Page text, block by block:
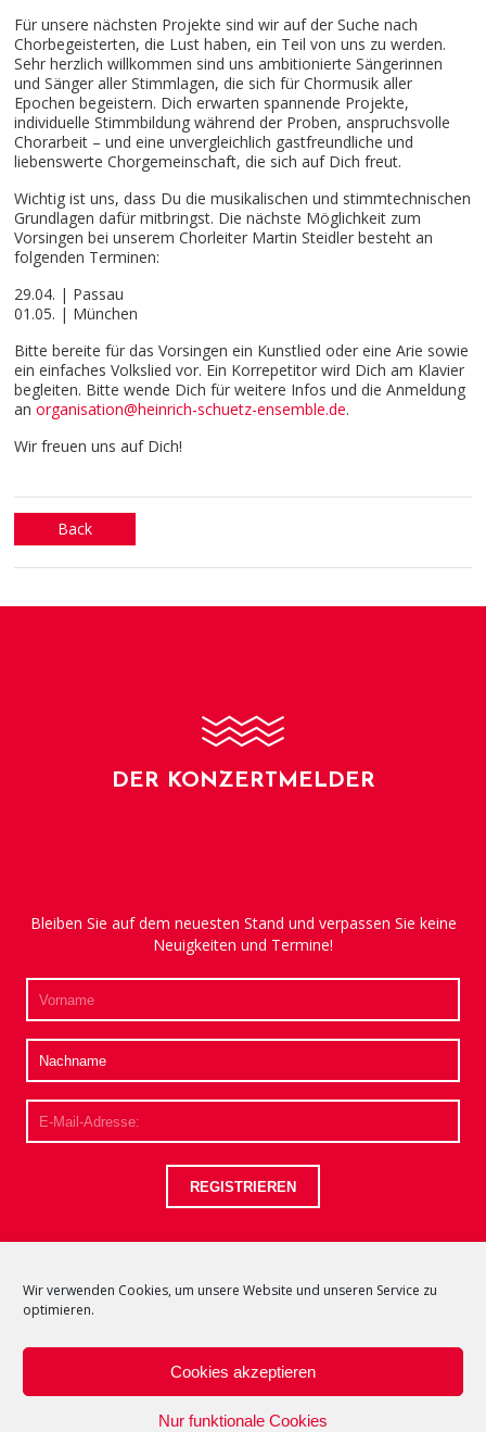
Wir verwenden Cookies, um unsere Website und unseren Service zu
optimieren.
Cookies akzeptieren
Nur funktionale Cookies
Für unsere nächsten Projekte sind wir auf der Suche nach
Chorbegeisterten, die Lust haben, ein Teil von uns zu werden.
Sehr herzlich willkommen sind uns ambitionierte Sängerinnen
und Sänger aller Stimmlagen, die sich für Chormusik aller
Epochen begeistern. Dich erwarten spannende Projekte,
individuelle Stimmbildung während der Proben, anspruchsvolle
Chorarbeit – und eine unvergleichlich gastfreundliche und
liebenswerte Chorgemeinschaft, die sich auf Dich freut.
Wichtig ist uns, dass Du die musikalischen und stimmtechnischen
Grundlagen dafür mitbringst. Die nächste Möglichkeit zum
Vorsingen bei unserem Chorleiter Martin Steidler besteht an
folgenden Terminen:
29.04. | Passau
01.05. | München
Bitte bereite für das Vorsingen ein Kunstlied oder eine Arie sowie
ein einfaches Volkslied vor. Ein Korrepetitor wird Dich am Klavier
begleiten. Bitte wende Dich für weitere Infos und die Anmeldung
an organisation@heinrich-schuetz-ensemble.de.
Wir freuen uns auf Dich!
Back
DER KONZERTMELDER
Bleiben Sie auf dem neuesten Stand und verpassen Sie keine
Neuigkeiten und Termine!